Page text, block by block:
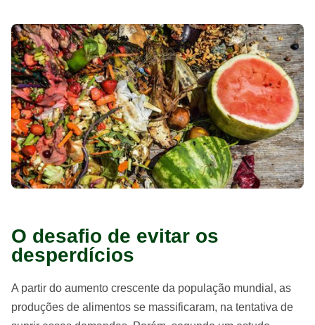
O desafio de evitar os
desperdícios
A partir do aumento crescente da população mundial, as
produções de alimentos se massificaram, na tentativa de